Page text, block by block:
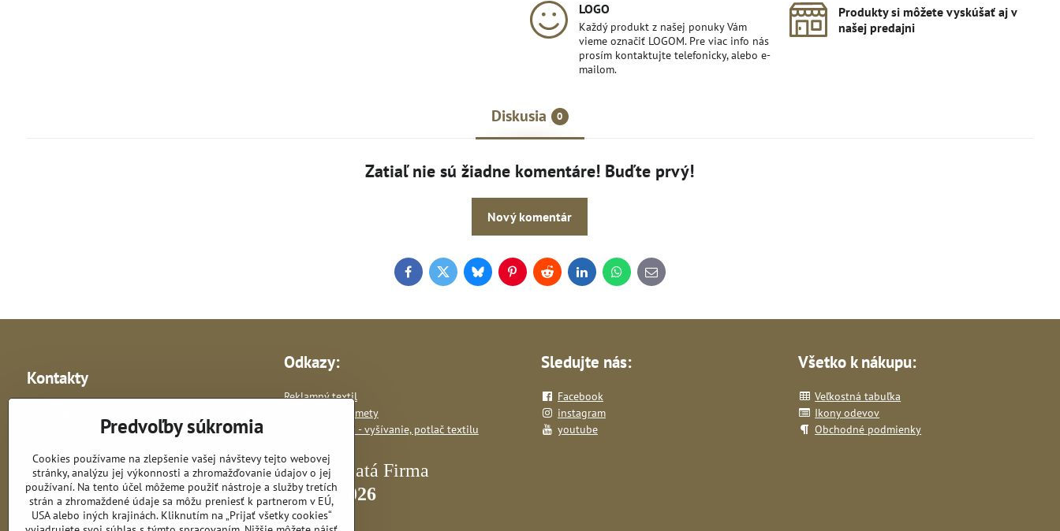
LOGO
Každý produkt z našej ponuky Vám
vieme označiť LOGOM. Pre viac info nás
prosím kontaktujte telefonicky, alebo e-
mailom.
Produkty si môžete vyskúšať aj v
našej predajni
Diskusia 0
Zatiaľ nie sú žiadne komentáre! Buďte prvý!
Nový komentár
FacebookTwitterBlueskyPinterestRedditLinkedInWhatsApp
E-
mail
Kontakty
predajňa
+421 948 278 364
astik​@astik​.sk
Odkazy:
Reklamný textil
Reklamné predmety
Vlastná výroba - vyšívanie, potlač textilu
Sledujte nás:
Facebook
instagram
youtube
Všetko k nákupu:
Veľkostná tabuľka
Ikony odevov
Obchodné podmienky
Predvoľby súkromia
Cookies používame na zlepšenie vašej návštevy tejto webovej
stránky, analýzu jej výkonnosti a zhromažďovanie údajov o jej
používaní. Na tento účel môžeme použiť nástroje a služby tretích
strán a zhromaždené údaje sa môžu preniesť k partnerom v EÚ,
USA alebo iných krajinách. Kliknutím na „Prijať všetky cookies“